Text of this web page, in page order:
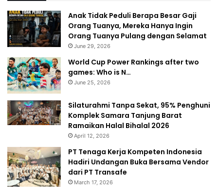
Anak Tidak Peduli Berapa Besar Gaji
Orang Tuanya, Mereka Hanya Ingin
Orang Tuanya Pulang dengan Selamat
June 29, 2026
World Cup Power Rankings after two
games: Who is N…
June 25, 2026
Silaturahmi Tanpa Sekat, 95% Penghuni
Komplek Samara Tanjung Barat
Ramaikan Halal Bihalal 2026
April 12, 2026
PT Tenaga Kerja Kompeten Indonesia
Hadiri Undangan Buka Bersama Vendor
dari PT Transafe
March 17, 2026